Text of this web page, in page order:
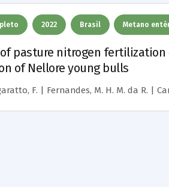
2022 Brasil Metano
of pasture nitrogen
of Nellore young bulls
F. | Fernandes, M. H. M. da R. |